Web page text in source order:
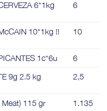
6*1kg
6
10*1kg !!
10
1c*6u 6
9g 2.5 kg
2,5
Meat) 115 gr
1.135